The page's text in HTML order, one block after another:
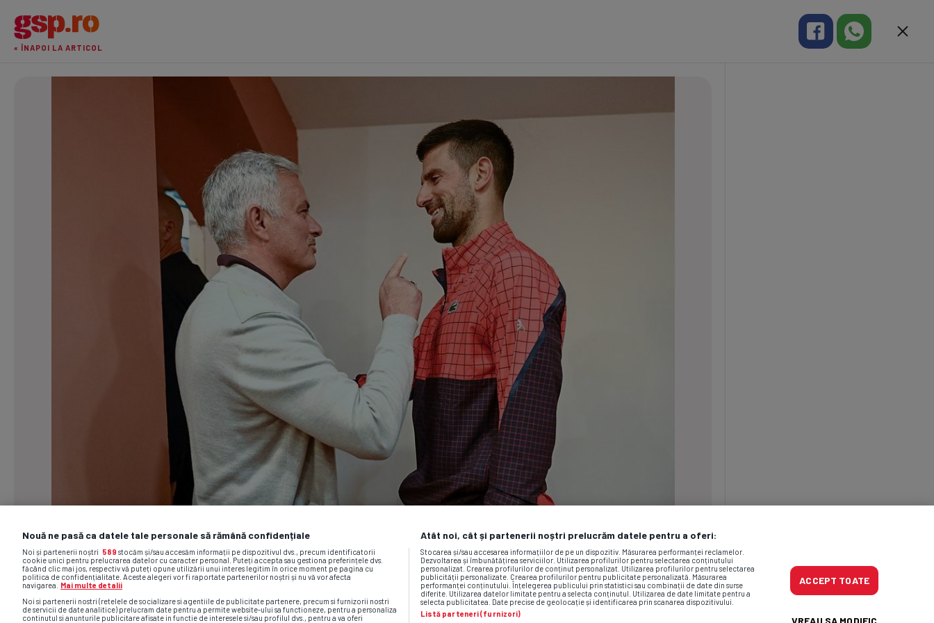
« ÎNAPOI LA ARTICOL
Nouă ne pasă ca datele tale personale să rămână confidențiale
Noi și partenerii noștri 589 stocăm și/sau accesăm informații pe dispozitivul dvs., precum identificatorii
cookie unici pentru prelucrarea datelor cu caracter personal. Puteți accepta sau gestiona preferințele dvs.
făcând clic mai jos, respectiv vă puteți opune utilizării unui interes legitim în orice moment pe pagina cu
politica de confidențialitate. Aceste alegeri vor fi raportate partenerilor noștri și nu vă vor afecta
navigarea.
Mai multe detalii
Noi si partenerii nostri (retelele de socializare si agentiile de publicitate partenere, precum si furnizorii nostri
de servicii de date analitice) prelucram date pentru a permite website-ului sa functioneze, pentru a personaliza
continutul si anunturile publicitare afisate in functie de interesele si/sau profilul dvs., pentru a va oferi
Atât noi, cât și partenerii noștri prelucrăm datele pentru a oferi:
Stocarea și/sau accesarea informațiilor de pe un dispozitiv. Măsurarea performanței reclamelor.
Dezvoltarea și îmbunătățirea serviciilor. Utilizarea profilurilor pentru selectarea conținutului
personalizat. Crearea profilurilor de conținut personalizat. Utilizarea profilurilor pentru selectarea
publicității personalizate. Crearea profilurilor pentru publicitate personalizată. Măsurarea
performanței conținutului. Înțelegerea publicului prin statistici sau combinații de date din surse
diferite. Utilizarea datelor limitate pentru a selecta conținutul. Utilizarea de date limitate pentru a
selecta publicitatea. Date precise de geolocație și identificarea prin scanarea dispozitivului.
Listă parteneri (furnizori)
ACCEPT TOATE
VREAU SA MODIFIC